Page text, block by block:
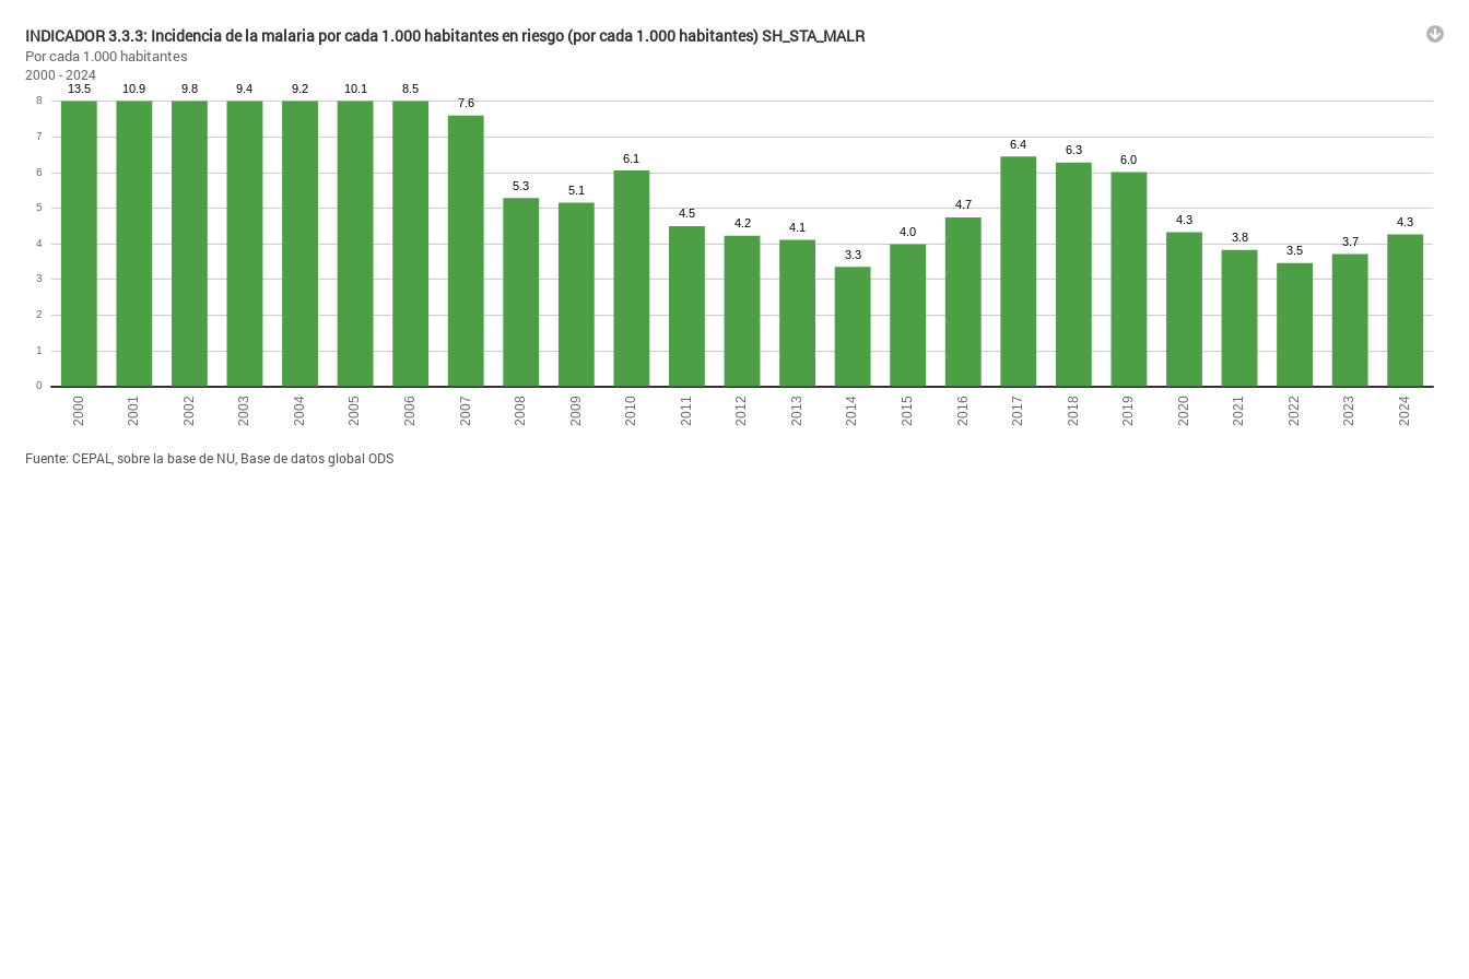
INDICADOR 3.3.3: Incidencia de la malaria por cada 1.000 habitantes en riesgo (por cada 1.000 habitantes) SH_STA_MALR
Por cada 1.000 habitantes
2000 - 2024
Fuente: CEPAL, sobre la base de NU, Base de datos global ODS